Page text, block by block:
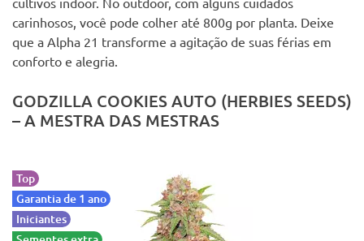
carinhosos, você pode colher até 800g por planta. Deixe
que a Alpha 21 transforme a agitação de suas férias em
conforto e alegria.
GODZILLA COOKIES AUTO (HERBIES SEEDS)
– A MESTRA DAS MESTRAS
Top
Garantia de 1 ano
Iniciantes